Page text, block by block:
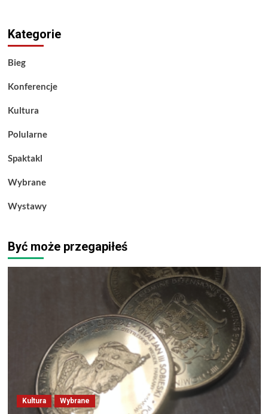
Kategorie
Bieg
Konferencje
Kultura
Polularne
Spaktakl
Wybrane
Wystawy
Być może przegapiłeś
Kultura Wybrane